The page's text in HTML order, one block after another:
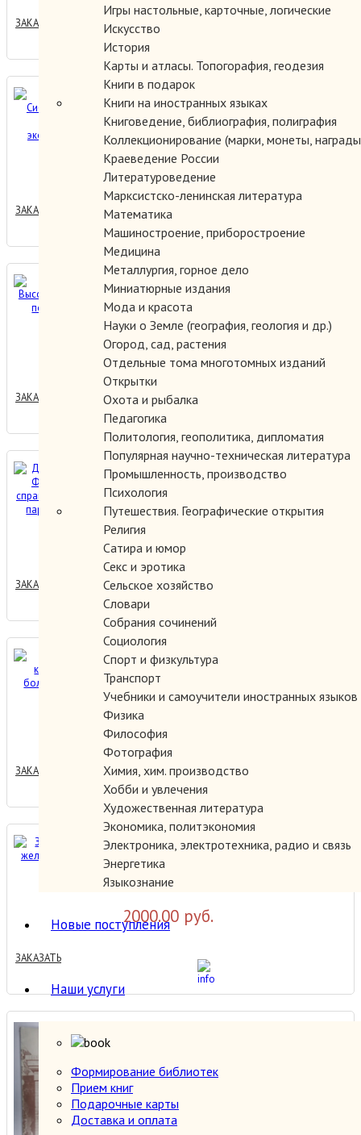
Игры настольные, карточные, логические
Искусство
История
Карты и атласы. Топогорафия, геодезия
Книги в подарок
Книги на иностранных языках
Книговедение, библиография, полиграфия
Коллекционирование (марки, монеты,
Краеведение России
Литературоведение
Марксистско-ленинская литература
Математика
Машиностроение, приборостроение
Медицина
Металлургия, горное дело
Миниатюрные издания
Мода и красота
Науки о Земле (география, геология и др.)
Огород, сад, растения
Отдельные тома многотомных изданий
Открытки
Охота и рыбалка
Педагогика
Политология, геополитика, дипломатия
Популярная научно-техническая литература
Промышленность, производство
Психология
Путешествия. Географические открытия
Религия
Сатира и юмор
Секс и эротика
Сельское хозяйство
Словари
Собрания сочинений
Социология
Спорт и физкультура
Транспорт
Учебники и самоучители иностранных языков
Физика
Философия
Фотография
Химия, хим. производство
Хобби и увлечения
Художественная литература
Экономика, политэкономия
Электроника, электротехника, радио и связь
Энергетика
Языкознание
Новые поступления
Наши услуги
Формирование библиотек
Прием книг
Подарочные карты
Доставка и оплата
ЗАКАЗАТЬ
Великий Сибирский путь.
Историко-экономический
очерк.
500.00 руб.
ЗАКАЗАТЬ
Высокоскоростные поезда
мира.
400.00 руб.
ЗАКАЗАТЬ
Движущая сила.
Фотоальбом-справочник.
Первые паровозы мира.
3000.00 руб.
ЗАКАЗАТЬ
Дорожная клиническая
больница СКЖД. 1911-2001
250.00 руб.
ЗАКАЗАТЬ
Забайкальская железная
дорога.
2000.00 руб.
ЗАКАЗАТЬ
800.00 руб.